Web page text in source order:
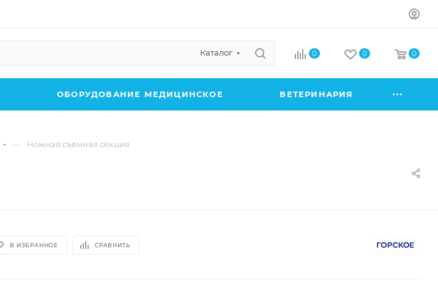
Каталог 0 0 0
ОБОРУДОВАНИЕ МЕДИЦИНСКОЕ ВЕТЕРИНАРИЯ
— Ножная съемная секция
В ИЗБРАННОЕ СРАВНИТЬ